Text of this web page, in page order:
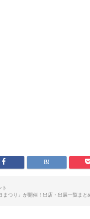
ト
まつり」が開催！出店・出展一覧まと